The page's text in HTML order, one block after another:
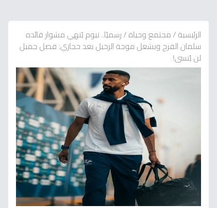
الرئيسية/مجتمع وحياة/رسميًا.. نيوم يُنهي مشوار قائده
سلمان الفرج ويشعل موجة الرحيل بعد حجازي: فصل جميل
لن يُنسى!